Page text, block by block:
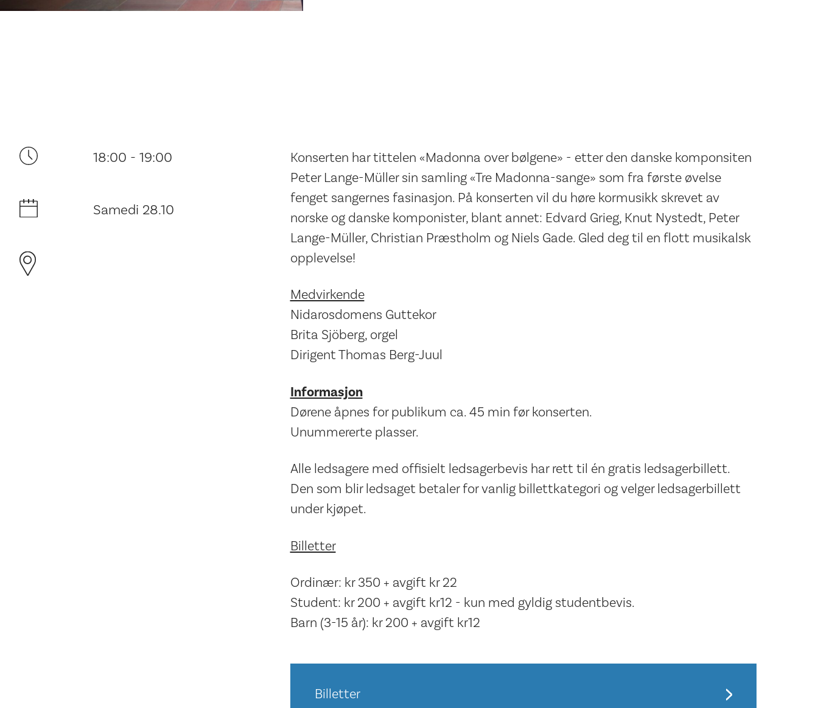
18:00 - 19:00
Samedi 28.10
Konserten har tittelen «Madonna over bølgene» - etter den danske komponsiten
Peter Lange-Müller sin samling «Tre Madonna-sange» som fra første øvelse
fenget sangernes fasinasjon. På konserten vil du høre kormusikk skrevet av
norske og danske komponister, blant annet: Edvard Grieg, Knut Nystedt, Peter
Lange-Müller, Christian Præstholm og Niels Gade. Gled deg til en flott musikalsk
opplevelse!
Medvirkende
Nidarosdomens Guttekor
Brita Sjöberg, orgel
Dirigent Thomas Berg-Juul
Informasjon
Dørene åpnes for publikum ca. 45 min før konserten.
Unummererte plasser.
Alle ledsagere med offisielt ledsagerbevis har rett til én gratis ledsagerbillett.
Den som blir ledsaget betaler for vanlig billettkategori og velger ledsagerbillett
under kjøpet.
Billetter
Ordinær: kr 350 + avgift kr 22
Student: kr 200 + avgift kr12 - kun med gyldig studentbevis.
Barn (3-15 år): kr 200 + avgift kr12
Billetter